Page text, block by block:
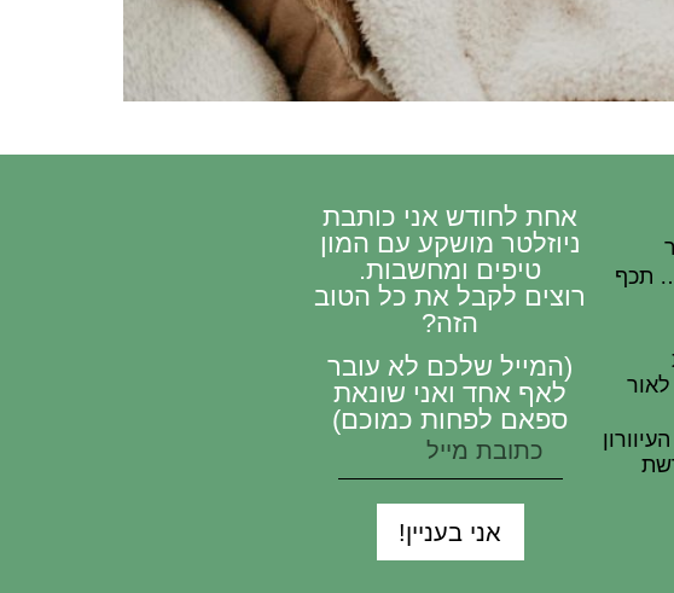
תכף
אחת לחודש אני כותבת
ניוזלטר מושקע עם המון
טיפים ומחשבות.
רוצים לקבל את כל הטוב
הזה?
(המייל שלכם לא עובר
לאף אחד ואני שונאת
ספאם לפחות כמוכם)
אני בעניין!